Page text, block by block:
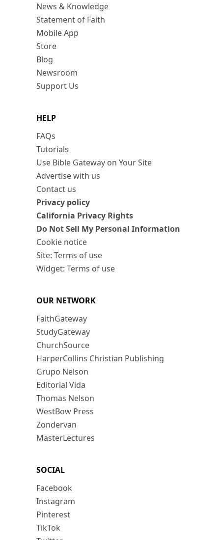
News & Knowledge
Statement of Faith
Mobile App
Store
Blog
Newsroom
Support Us
HELP
FAQs
Tutorials
Use Bible Gateway on Your Site
Advertise with us
Contact us
Privacy policy
California Privacy Rights
Do Not Sell My Personal Information
Cookie notice
Site: Terms of use
Widget: Terms of use
OUR NETWORK
FaithGateway
StudyGateway
ChurchSource
HarperCollins Christian Publishing
Grupo Nelson
Editorial Vida
Thomas Nelson
WestBow Press
Zondervan
MasterLectures
SOCIAL
Facebook
Instagram
Pinterest
TikTok